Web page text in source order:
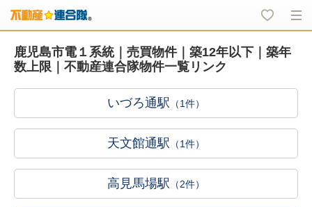
鹿児島市電１系統｜売買物件｜築12年以下｜築年
数上限｜不動産連合隊物件一覧リンク
いづろ通駅 （1件）
天文館通駅 （1件）
高見馬場駅 （2件）